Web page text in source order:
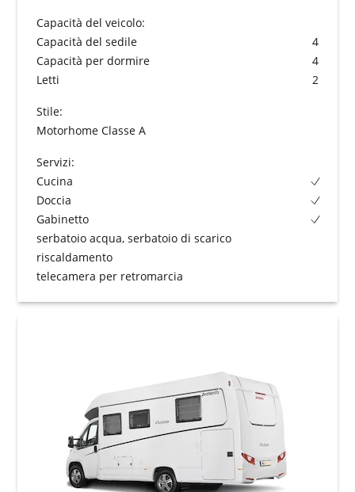
Capacità del veicolo:
Capacità del sedile
4
Capacità per dormire
4
Letti
2
Stile:
Motorhome Classe A
Servizi:
Cucina
Doccia
Gabinetto
serbatoio acqua, serbatoio di scarico
riscaldamento
telecamera per retromarcia